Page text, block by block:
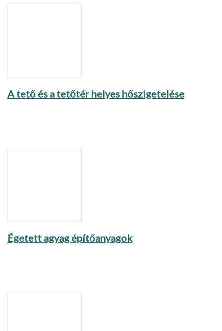
A tető és a tetőtér helyes hőszigetelése
Égetett agyag építőanyagok